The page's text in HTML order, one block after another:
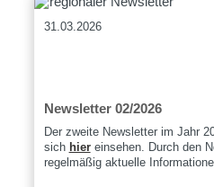
31.03.2026
Newsletter 02/2026
Der zweite Newsletter im Jahr
sich hier einsehen. Durch den
regelmäßig aktuelle